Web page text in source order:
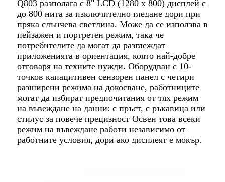
Q803 разполага с 8" LCD (1280 x 800) дисплей с
до 800 нита за изключително гледане дори при
пряка слънчева светлина. Може да се използва в
пейзажен и портретен режим, така че
потребителите да могат да разглеждат
приложенията в ориентация, която най-добре
отговаря на техните нужди. Оборудван с 10-
точков капацитивен сензорен панел с четири
разширени режима на докосване, работниците
могат да избират предпочитания от тях режим
на въвеждане на данни: с пръст, с ръкавица или
стилус за повече прецизност Освен това всеки
режим на въвеждане работи независимо от
работните условия, дори ако дисплеят е мокър.